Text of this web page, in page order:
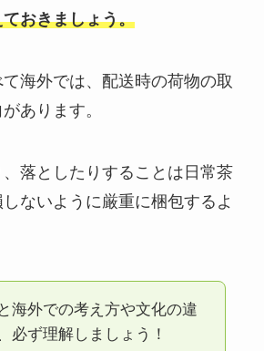
おきましょう。
海外では、配送時の荷物の取
あります。
落としたりすることは日常茶
ないように厳重に梱包するよ
海外での考え方や文化の違
必ず理解しましょう！